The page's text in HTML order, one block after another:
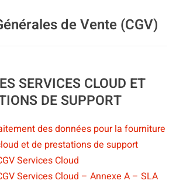
de Vente (CGV)
SERVICES CLOUD ET
DE SUPPORT
des données pour la fourniture
et de prestations de support
Services Cloud
Services Cloud – Annexe A – SLA